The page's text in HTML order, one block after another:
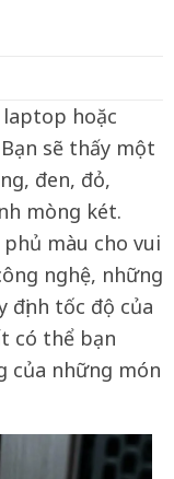
laptop hoặc
sẽ thấy một
đen, đỏ,
mòng két.
màu cho vui
nghệ, những
định tốc độ của
có thể bạn
của những món